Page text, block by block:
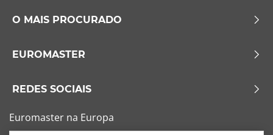
O MAIS PROCURADO
EUROMASTER
REDES SOCIAIS
Euromaster na Europa